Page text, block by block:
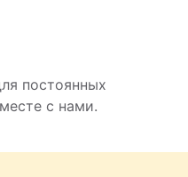
постоянных
с нами.